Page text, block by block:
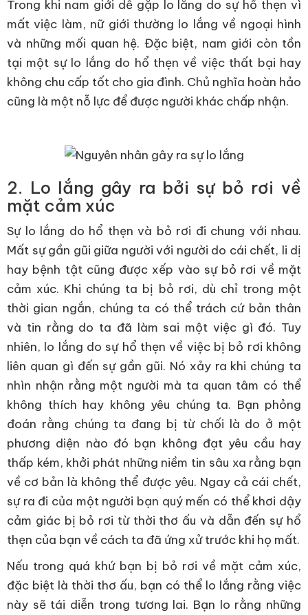
Trong khi nam giới dễ gặp lo lắng do sự hổ thẹn vì
mất việc làm, nữ giới thường lo lắng về ngoại hình
và những mối quan hệ. Đặc biệt, nam giới còn tồn
tại một sự lo lắng do hổ thẹn về việc thất bại hay
không chu cấp tốt cho gia đình. Chủ nghĩa hoàn hảo
cũng là một nỗ lực để được người khác chấp nhận.
2. Lo lắng gây ra bởi sự bỏ rơi về
mặt cảm xúc
Sự lo lắng do hổ thẹn và bỏ rơi đi chung với nhau.
Mất sự gần gũi giữa người với người do cái chết, li dị
hay bệnh tật cũng được xếp vào sự bỏ rơi về mặt
cảm xúc. Khi chúng ta bị bỏ rơi, dù chỉ trong một
thời gian ngắn, chúng ta có thể trách cứ bản thân
và tin rằng do ta đã làm sai một việc gì đó. Tuy
nhiên, lo lắng do sự hổ thẹn về việc bị bỏ rơi không
liên quan gì đến sự gần gũi. Nó xảy ra khi chúng ta
nhìn nhận rằng một người mà ta quan tâm có thể
không thích hay không yêu chúng ta. Bạn phỏng
đoán rằng chúng ta đang bị từ chối là do ở một
phương diện nào đó bạn không đạt yêu cầu hay
thấp kém, khởi phát những niềm tin sâu xa rằng bạn
về cơ bản là không thể được yêu. Ngay cả cái chết,
sự ra đi của một người bạn quý mến có thể khơi dậy
cảm giác bị bỏ rơi từ thời thơ ấu và dẫn đến sự hổ
thẹn của bạn về cách ta đã ứng xử trước khi họ mất.
Nếu trong quá khứ bạn bị bỏ rơi về mặt cảm xúc,
đặc biệt là thời thơ ấu, bạn có thể lo lắng rằng việc
này sẽ tái diễn trong tương lai. Bạn lo rằng những